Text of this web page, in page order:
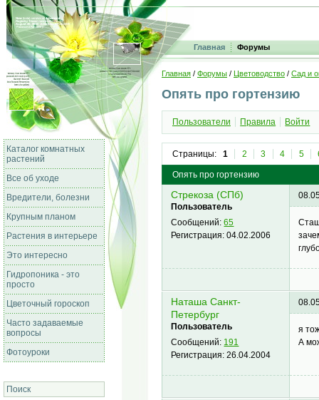
Главная Форумы
Каталог комнатных
растений
Все об уходе
Вредители, болезни
Крупным планом
Растения в интерьере
Это интересно
Гидропоника - это
просто
Цветочный гороскоп
Часто задаваемые
вопросы
Фотоуроки
Поиск
Главная / Форумы / Цветоводство / Сад и
Опять про гортензию
Пользователи Правила Войти
Страницы: 1 2 3 4 5
Опять про гортензию
Стрекоза (СПб)
Пользователь
Сообщений:65
Регистрация:04.02.2006
Наташа Санкт-
Петербург
Пользователь
Сообщений: 191
Регистрация:26.04.2004
я
А